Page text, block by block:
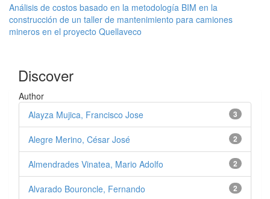
Análisis de costos basado en la metodología BIM en la
construcción de un taller de mantenimiento para camiones
mineros en el proyecto Quellaveco
Discover
Author
3
Alayza Mujica, Francisco Jose
2
Alegre Merino, César José
2
Almendrades Vinatea, Mario Adolfo
2
Alvarado Bouroncle, Fernando